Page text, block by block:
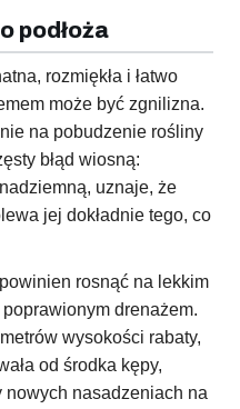
podłoża
rozmiękła i łatwo
może być zgnilizna.
na pobudzenie rośliny
błąd wiosną:
uznaje, że
jej dokładnie tego, co
rosnąć na lekkim
drenażem.
wysokości rabaty,
od środka kępy,
nowych nasadzeniach na